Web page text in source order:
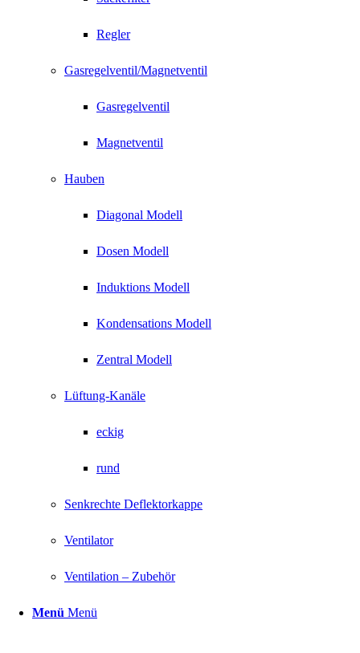
Regler
Gasregelventil/Magnetventil
Gasregelventil
Magnetventil
Hauben
Diagonal Modell
Dosen Modell
Induktions Modell
Kondensations Modell
Zentral Modell
Lüftung-Kanäle
eckig
rund
Senkrechte Deflektorkappe
Ventilator
Ventilation – Zubehör
Menü Menü